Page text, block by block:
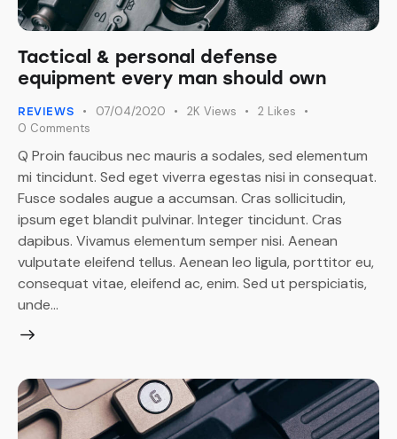
Tactical & personal defense
equipment every man should own
REVIEWS 07/04/2020 2K Views 2 Likes
0 Comments
Q Proin faucibus nec mauris a sodales, sed elementum
mi tincidunt. Sed eget viverra egestas nisi in consequat.
Fusce sodales augue a accumsan. Cras sollicitudin,
ipsum eget blandit pulvinar. Integer tincidunt. Cras
dapibus. Vivamus elementum semper nisi. Aenean
vulputate eleifend tellus. Aenean leo ligula, porttitor eu,
consequat vitae, eleifend ac, enim. Sed ut perspiciatis,
unde…